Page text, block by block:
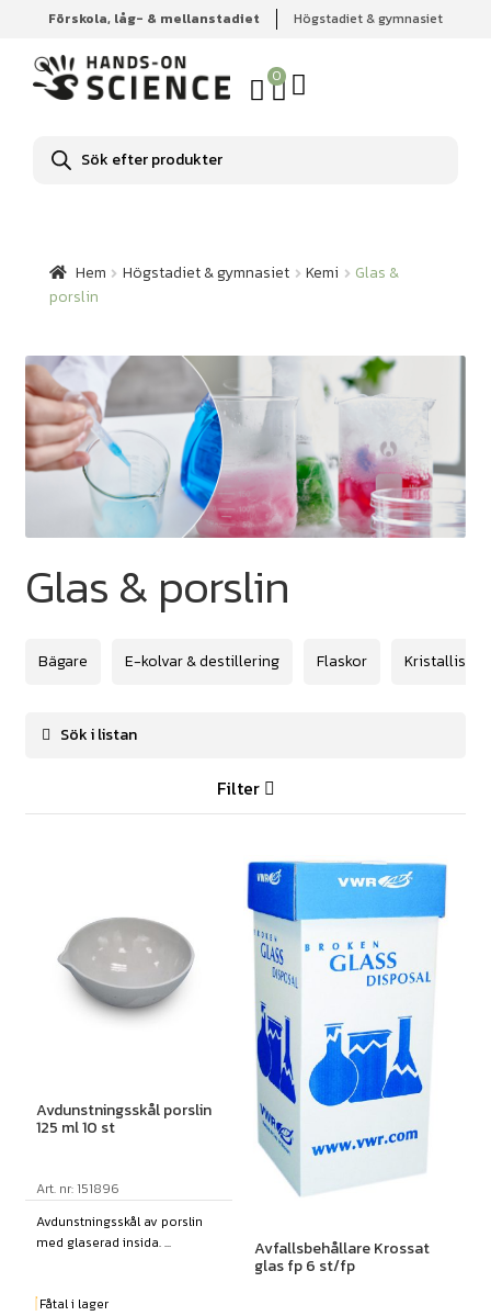
Förskola, låg- & mellanstadiet Högstadiet & gymnasiet
0
Produktsökning
Hem Högstadiet & gymnasiet Kemi Glas & porslin
Hem Högstadiet & gymnasiet Kemi
Glas &
porslin
Glas & porslin
Bägare E-kolvar & destillering Flaskor
Filter
Avdunstningsskål porslin
125 ml 10 st
Art. nr: 151896
Avdunstningsskål av porslin
med glaserad insida. ...
Fåtal i lager
Avfallsbehållare Krossat
glas fp 6 st/fp